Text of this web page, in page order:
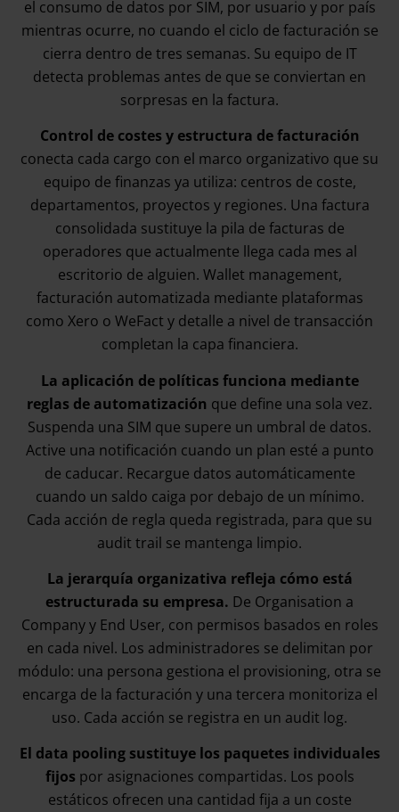
el consumo de datos por SIM, por usuario y por país
mientras ocurre, no cuando el ciclo de facturación se
cierra dentro de tres semanas. Su equipo de IT
detecta problemas antes de que se conviertan en
sorpresas en la factura.
Control de costes y estructura de facturación
conecta cada cargo con el marco organizativo que su
equipo de finanzas ya utiliza: centros de coste,
departamentos, proyectos y regiones. Una factura
consolidada sustituye la pila de facturas de
operadores que actualmente llega cada mes al
escritorio de alguien. Wallet management,
facturación automatizada mediante plataformas
como Xero o WeFact y detalle a nivel de transacción
completan la capa financiera.
La aplicación de políticas funciona mediante
reglas de automatización que define una sola vez.
Suspenda una SIM que supere un umbral de datos.
Active una notificación cuando un plan esté a punto
de caducar. Recargue datos automáticamente
cuando un saldo caiga por debajo de un mínimo.
Cada acción de regla queda registrada, para que su
audit trail se mantenga limpio.
La jerarquía organizativa refleja cómo está
estructurada su empresa. De Organisation a
Company y End User, con permisos basados en roles
en cada nivel. Los administradores se delimitan por
módulo: una persona gestiona el provisioning, otra se
encarga de la facturación y una tercera monitoriza el
uso. Cada acción se registra en un audit log.
El data pooling sustituye los paquetes individuales
fijos por asignaciones compartidas. Los pools
estáticos ofrecen una cantidad fija a un coste